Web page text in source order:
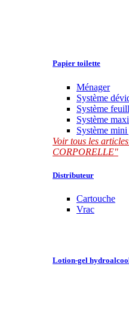
Papier toilette
Ménager
Système
Système
Système
Système
Voir tous les
CORPORELLE"
Distributeur
Cartouche
Vrac
Lotion-gel